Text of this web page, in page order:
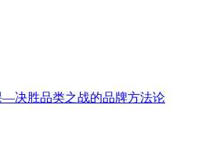
—决胜品类之战的品牌方法论